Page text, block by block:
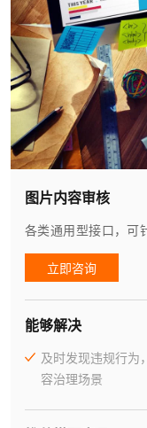
图片内容审核
各类通用型接口，可
立即咨询
能够解决
及时发现违规行为
容治理场景